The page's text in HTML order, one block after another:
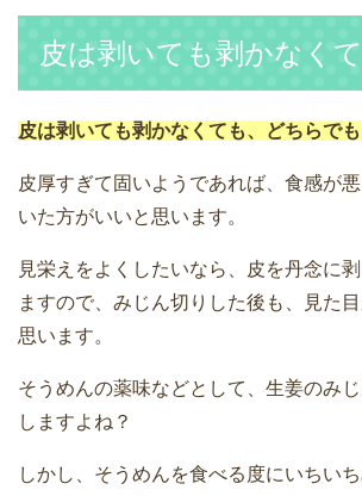
皮は剥いても剥かなく
皮は剥いても剥かなくても、どちらでも
皮厚すぎて固いようであれば、食感が
いた方がいいと思います。
見栄えをよくしたいなら、皮を丹念に
ますので、みじん切りした後も、見た
思います。
そうめんの薬味などとして、生姜のみ
しますよね？
しかし、そうめんを食べる度にいちい